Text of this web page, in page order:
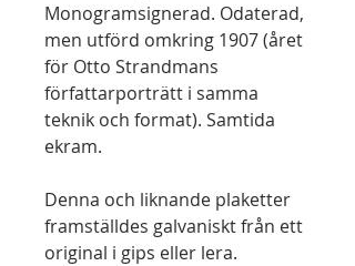
Monogramsignerad. Odaterad,
men utförd omkring 1907 (året
för Otto Strandmans
författarporträtt i samma
teknik och format). Samtida
ekram.
Denna och liknande plaketter
framställdes galvaniskt från ett
original i gips eller lera.